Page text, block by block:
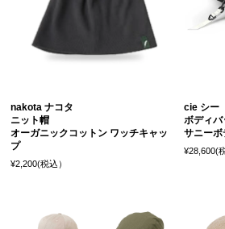
nakota ナコタ
ニット帽
オーガニックコットン ワッチキャッ
プ
¥2,200(税込）
cie シー
ボディバ
サニー
¥28,600(